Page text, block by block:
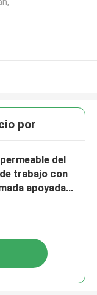
por
del
trabajo con
apoyada